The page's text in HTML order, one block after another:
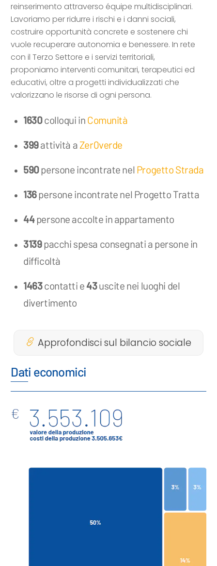
reinserimento attraverso équipe multidisciplinari.
Lavoriamo per ridurre i rischi e i danni sociali,
costruire opportunità concrete e sostenere chi
vuole recuperare autonomia e benessere. In rete
con il Terzo Settore e i servizi territoriali,
proponiamo interventi comunitari, terapeutici ed
educativi, oltre a progetti individualizzati che
valorizzano le risorse di ogni persona.
1630colloqui in Comunità
399attività a Zer0verde
590persone incontrate nel Progetto Strada
136persone incontrate nel Progetto Tratta
44persone accolte in appartamento
3139pacchi spesa consegnati a persone in
difficoltà
1463contatti e 43uscite nei luoghi del
divertimento
Approfondisci sul bilancio sociale
Dati economici